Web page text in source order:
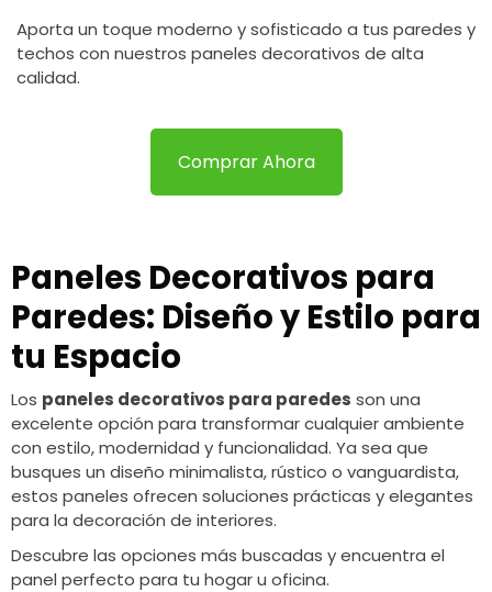
Aporta un toque moderno y sofisticado a tus paredes y
techos con nuestros paneles decorativos de alta
calidad.
Comprar Ahora
Paneles Decorativos para
Paredes: Diseño y Estilo para
tu Espacio
Los paneles decorativos para paredes son una
excelente opción para transformar cualquier ambiente
con estilo, modernidad y funcionalidad. Ya sea que
busques un diseño minimalista, rústico o vanguardista,
estos paneles ofrecen soluciones prácticas y elegantes
para la decoración de interiores.
Descubre las opciones más buscadas y encuentra el
panel perfecto para tu hogar u oficina.